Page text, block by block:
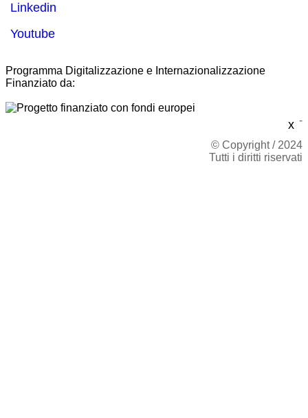
x
Linkedin
Youtube
Programma Digitalizzazione e Internazionalizzazione
Finanziato da:
-
© Copyright / 2024
Tutti i diritti riservati